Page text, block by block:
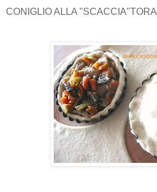
CONIGLIO ALLA "SCACCIA"TORA